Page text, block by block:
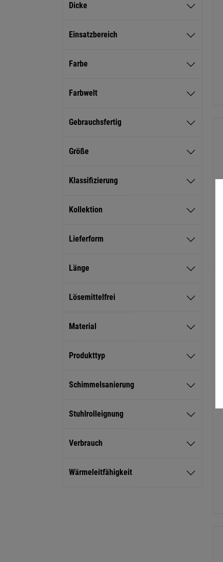
Dicke
Einsatzbereich
Farbe
Farbwelt
Gebrauchsfertig
Größe
Klassifizierung
Kollektion
Lieferform
Länge
Lösemittelfrei
Material
Produkttyp
Schimmelsanierung
Stuhlrolleignung
Verbrauch
Wärmeleitfähigkeit